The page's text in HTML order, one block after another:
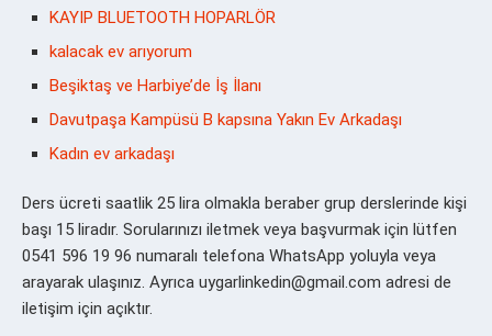
KAYIP BLUETOOTH HOPARLÖR
kalacak ev arıyorum
Beşiktaş ve Harbiye’de İş İlanı
Davutpaşa Kampüsü B kapsına Yakın Ev Arkadaşı
Kadın ev arkadaşı
Ders ücreti saatlik 25 lira olmakla beraber grup derslerinde kişi
başı 15 liradır. Sorularınızı iletmek veya başvurmak için lütfen
0541 596 19 96 numaralı telefona WhatsApp yoluyla veya
arayarak ulaşınız. Ayrıca uygarlinkedin@gmail.com adresi de
iletişim için açıktır.